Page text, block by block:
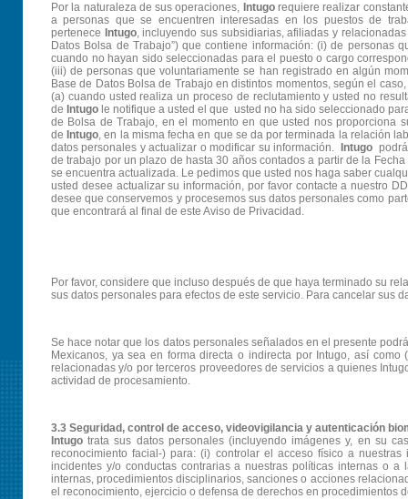
Por la naturaleza de sus operaciones, Intugorequiere realizar
a personas que se encuentren interesadas en los puestos de
pertenece Intugo, incluyendo sus subsidiarias, afiliadas y relacionadas
Datos Bolsa de Trabajo”) que contiene información: (i) de
cuando no hayan sido seleccionadas para el puesto o cargo
(iii) de personas que voluntariamente se han registrado en algún
Base de Datos Bolsa de Trabajo en distintos momentos, según el
(a) cuando usted realiza un proceso de reclutamiento y usted no
de Intugo le notifique a usted el que usted no ha sido seleccionado
de Bolsa de Trabajo, en el momento en que usted nos proporciona
de Intugo, en la misma fecha en que se da por terminada la relación
datos personales y actualizar o modificar su información.
Intugo
de trabajo por un plazo de hasta 30 años contados a partir de la
se encuentra actualizada. Le pedimos que usted nos haga saber
usted desee actualizar su información, por favor contacte a nuestro
desee que conservemos y procesemos sus datos personales como
que encontrará al final de este Aviso de Privacidad.
Por favor, considere que incluso después de que haya terminado su
sus datos personales para efectos de este servicio. Para cancelar sus
Se hace notar que los datos personales señalados en el presente
Mexicanos, ya sea en forma directa o indirecta por Intugo, así
relacionadas y/o por terceros proveedores de servicios a quienes
actividad de procesamiento.
3.3 Seguridad, control de acceso, videovigilancia y autenticación
Intugo trata sus datos personales (incluyendo imágenes y, en su
reconocimiento facial-) para: (i) controlar el acceso físico a
incidentes y/o conductas contrarias a nuestras políticas internas o
internas, procedimientos disciplinarios, sanciones o acciones
el reconocimiento, ejercicio o defensa de derechos en procedimientos